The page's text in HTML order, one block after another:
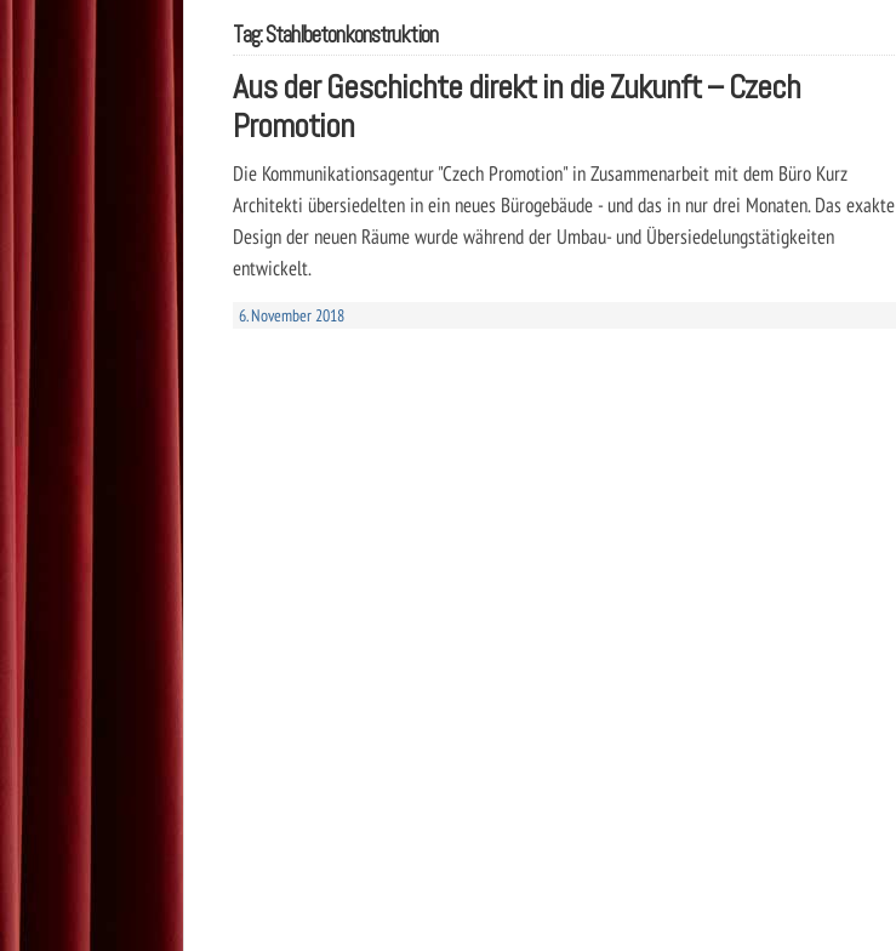
Tag: Stahlbetonkonstruktion
Aus der Geschichte direkt in die Zukunft – Czech
Promotion
Die Kommunikationsagentur "Czech Promotion" in Zusammenarbeit mit dem Büro Kurz
Architekti übersiedelten in ein neues Bürogebäude - und das in nur drei Monaten. Das exakte
Design der neuen Räume wurde während der Umbau- und Übersiedelungstätigkeiten
entwickelt.
6. November 2018